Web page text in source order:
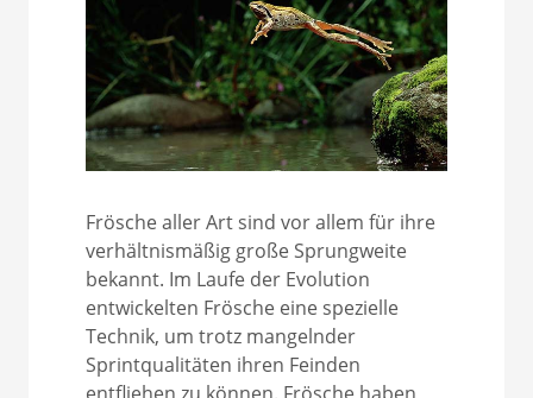
Frösche aller Art sind vor allem für ihre
verhältnismäßig große Sprungweite
bekannt. Im Laufe der Evolution
entwickelten Frösche eine spezielle
Technik, um trotz mangelnder
Sprintqualitäten ihren Feinden